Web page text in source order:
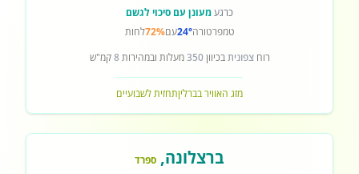
כרגעמעונן עם סיכוי לגשם
טמפרטורה24°עם72%לחות
רוחצפוניתבכיוון350מעלות ובמהירות8קמ"ש
מזג האוויר בברליןתחזית לשבועיים
ברצלונה, ספרד